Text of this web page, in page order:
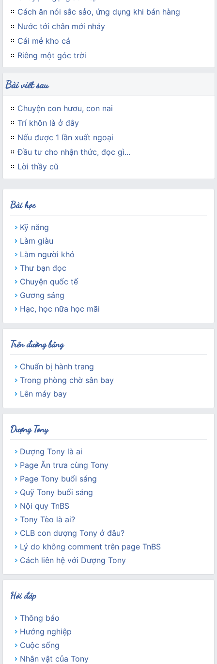
Cách ăn nói sắc sảo, ứng dụng khi bán hàng
Nước tới chân mới nhảy
Cái mẻ kho cá
Riêng một góc trời
Bài viết sau
Chuyện con hươu, con nai
Trí khôn là ở đây
Nếu được 1 lần xuất ngoại
Đầu tư cho nhận thức, đọc gì...
Lời thầy cũ
Bài học
Kỹ năng
Làm giàu
Làm người khó
Thư bạn đọc
Chuyện quốc tế
Gương sáng
Hạc, học nữa học mãi
Trên đường băng
Chuẩn bị hành trang
Trong phòng chờ sân bay
Lên máy bay
Dượng Tony
Dượng Tony là ai
Page Ăn trưa cùng Tony
Page Tony buổi sáng
Quỹ Tony buổi sáng
Nội quy TnBS
Tony Tèo là ai?
CLB con dượng Tony ở đâu?
Lý do không comment trên page TnBS
Cách liên hệ với Dượng Tony
Hỏi đáp
Thông báo
Hướng nghiệp
Cuộc sống
Nhân vật của Tony